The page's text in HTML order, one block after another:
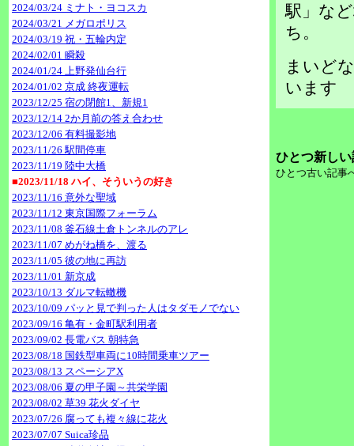
2024/03/24 ミナト・ヨコスカ
2024/03/21 メガロポリス
2024/03/19 祝・五輪内定
2024/02/01 瞬殺
2024/01/24 上野発仙台行
2024/01/02 京成 終夜運転
2023/12/25 宿の閉館1、新規1
2023/12/14 2か月前の答え合わせ
2023/12/06 有料撮影地
2023/11/26 駅間停車
2023/11/19 陸中大橋
■2023/11/18 ハイ、そういうの好き
2023/11/16 意外な聖域
2023/11/12 東京国際フォーラム
2023/11/08 釜石線土倉トンネルのアレ
2023/11/07 めがね橋を、渡る
2023/11/05 彼の地に再訪
2023/11/01 新京成
2023/10/13 ダルマ転轍機
2023/10/09 パッと見で判った人はタダモノでない
2023/09/16 亀有・金町駅利用者
2023/09/02 長電バス 朝特急
2023/08/18 国鉄型車両に10時間乗車ツアー
2023/08/13 スペーシアX
2023/08/06 夏の甲子園～共栄学園
2023/08/02 草39 花火ダイヤ
2023/07/26 腐っても複々線に花火
2023/07/07 Suica珍品
駅」な
ち。
まいど
います
ひとつ新し
ひとつ古い記事